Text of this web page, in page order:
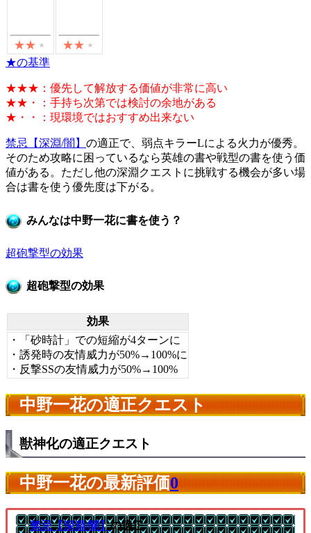
★の基準
★★★：優先して解放する価値が非常に高い
★★・：手持ち次第では検討の余地がある
★・・：現環境ではおすすめ出来ない
禁忌【深淵/闇】 の適正で、弱点キラーLによる火力が優秀。
そのため攻略に困っているなら英雄の書や戦型の書を使う価
値がある。ただし他の深淵クエストに挑戦する機会が多い場
合は書を使う優先度は下がる。
みんなは中野一花に書を使う？
超砲撃型の効果
超砲撃型の効果
効果
・「砂時計」での短縮が4ターンに
・誘発時の友情威力が50%→100%に
・反撃SSの友情威力が50%→100%
中野一花の適正クエスト
獣神化の適正クエスト
中野一花の最新評価0
禁忌【深淵/闇】の適正